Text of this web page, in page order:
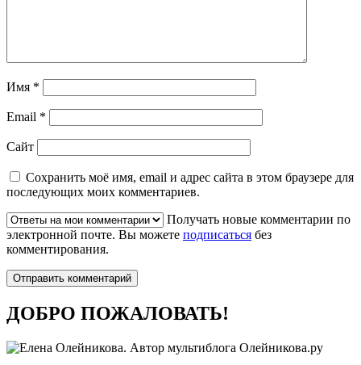
Имя *
Email *
Сайт
Сохранить моё имя, email и адрес сайта в этом браузере для
последующих моих комментариев.
Получать новые комментарии по
электронной почте. Вы можете подписаться без
комментирования.
ДОБРО ПОЖАЛОВАТЬ!